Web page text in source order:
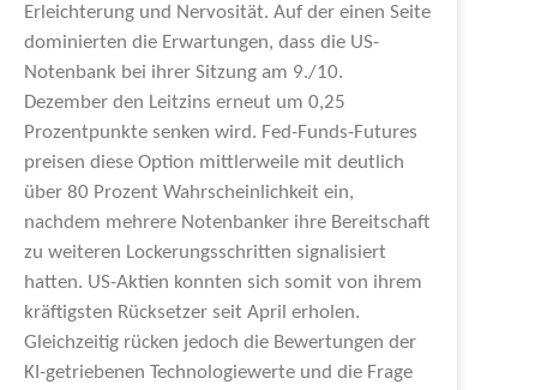
Erleichterung und Nervosität. Auf der einen Seite
dominierten die Erwartungen, dass die US-
Notenbank bei ihrer Sitzung am 9./10.
Dezember den Leitzins erneut um 0,25
Prozentpunkte senken wird. Fed-Funds-Futures
preisen diese Option mittlerweile mit deutlich
über 80 Prozent Wahrscheinlichkeit ein,
nachdem mehrere Notenbanker ihre Bereitschaft
zu weiteren Lockerungsschritten signalisiert
hatten. US-Aktien konnten sich somit von ihrem
kräftigsten Rücksetzer seit April erholen.
Gleichzeitig rücken jedoch die Bewertungen der
KI-getriebenen Technologiewerte und die Frage